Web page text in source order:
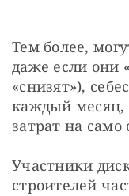
Тем более,
даже если они
«снизят»),
каждый месяц,
затрат на само
Участники
строителей